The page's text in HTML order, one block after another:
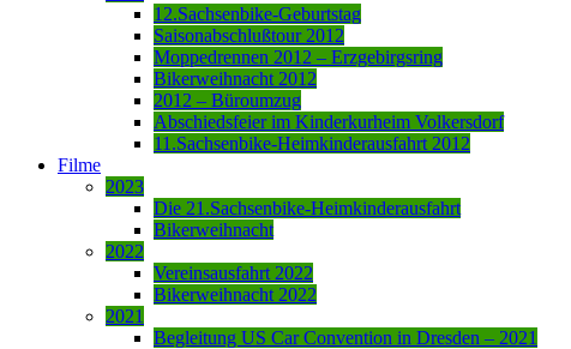
12.Sachsenbike-Geburtstag
Saisonabschlußtour 2012
Moppedrennen 2012 – Erzgebirgsring
Bikerweihnacht 2012
2012 – Büroumzug
Abschiedsfeier im Kinderkurheim Volkersdorf
11.Sachsenbike-Heimkinderausfahrt 2012
Filme
2023
Die 21.Sachsenbike-Heimkinderausfahrt
Bikerweihnacht
2022
Vereinsausfahrt 2022
Bikerweihnacht 2022
2021
Begleitung US Car Convention in Dresden – 2021